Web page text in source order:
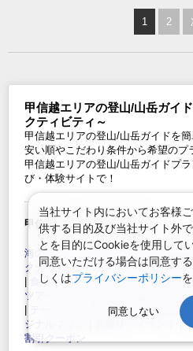
1 2
甲信越エリアの登山/山岳ガイ
クティビティ～
甲信越エリアの登山/山岳ガイドを簡
安い順やこだわり条件から希望のプ
甲信越エリアの登山/山岳ガイドプ
び・体験サイトで！
甲信越エリアで目的から探す：
海のアクティビティ | 山・森・高原
クティビティ|空のアクティビティ
食べ物・モノづくり|文化・屋内ス
ツアー・エンターテイメント
グル
テーマパーク・博物館・美術館・
ジナルプラン
|
割引クーポン
当社サイト内においてお客様
供する目的及び当社サイト外
とを目的にCookieを使用して
同意いただける場合は同意す
しくはプライバシーポリシー
同意しない